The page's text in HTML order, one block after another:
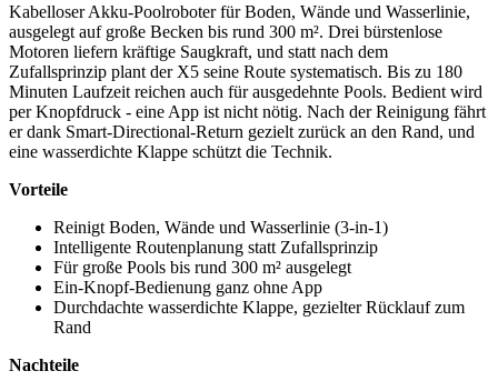
Kabelloser Akku-Poolroboter für Boden, Wände und Wasserlinie,
ausgelegt auf große Becken bis rund 300 m². Drei bürstenlose
Motoren liefern kräftige Saugkraft, und statt nach dem
Zufallsprinzip plant der X5 seine Route systematisch. Bis zu 180
Minuten Laufzeit reichen auch für ausgedehnte Pools. Bedient wird
per Knopfdruck - eine App ist nicht nötig. Nach der Reinigung fährt
er dank Smart-Directional-Return gezielt zurück an den Rand, und
eine wasserdichte Klappe schützt die Technik.
Vorteile
Reinigt Boden, Wände und Wasserlinie (3-in-1)
Intelligente Routenplanung statt Zufallsprinzip
Für große Pools bis rund 300 m² ausgelegt
Ein-Knopf-Bedienung ganz ohne App
Durchdachte wasserdichte Klappe, gezielter Rücklauf zum
Rand
Nachteile